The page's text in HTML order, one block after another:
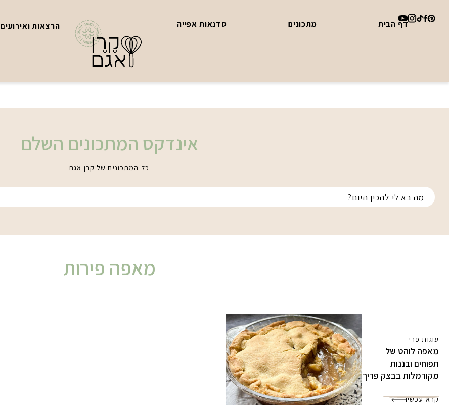
דף הבית מתכונים סדנאות אפייה הרצאות ואירועים
אינדקס המתכונים השלם
כל המתכונים של קרן אגם
מאפה פירות
עוגות פרי
מאפה לוהט של
תפוחים ובננות
מקורמלות בבצק פריך
קרא עכשיו